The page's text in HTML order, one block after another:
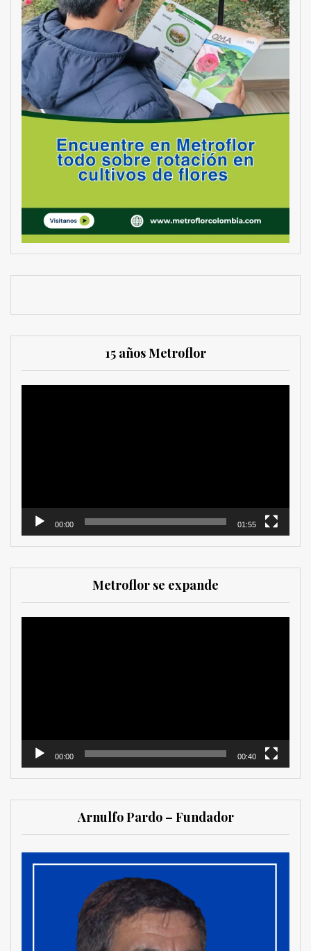
15 años Metroflor
00:00 01:55
Metroflor se expande
00:00 00:40
Arnulfo Pardo – Fundador